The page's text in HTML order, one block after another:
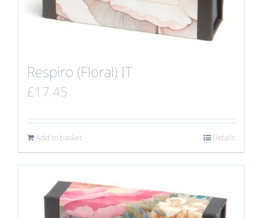
Respiro (Floral) IT
£17.45
Add to basket Details